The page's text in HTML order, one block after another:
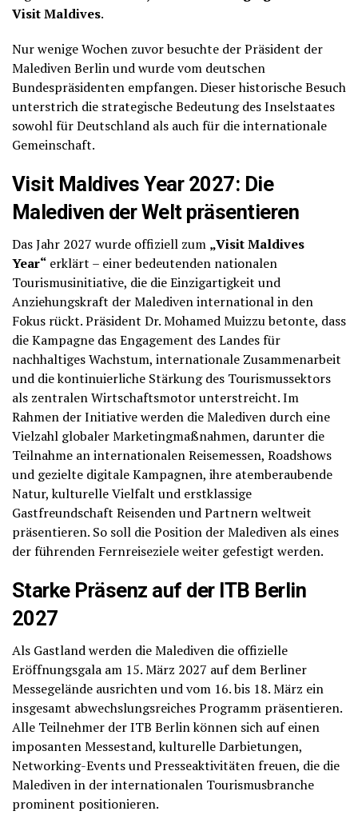
Visit Maldives.
Nur wenige Wochen zuvor besuchte der Präsident der
Malediven Berlin und wurde vom deutschen
Bundespräsidenten empfangen. Dieser historische Besuch
unterstrich die strategische Bedeutung des Inselstaates
sowohl für Deutschland als auch für die internationale
Gemeinschaft.
Visit Maldives Year 2027: Die
Malediven der Welt präsentieren
Das Jahr 2027 wurde offiziell zum „Visit Maldives
Year“ erklärt – einer bedeutenden nationalen
Tourismusinitiative, die die Einzigartigkeit und
Anziehungskraft der Malediven international in den
Fokus rückt. Präsident Dr. Mohamed Muizzu betonte, dass
die Kampagne das Engagement des Landes für
nachhaltiges Wachstum, internationale Zusammenarbeit
und die kontinuierliche Stärkung des Tourismussektors
als zentralen Wirtschaftsmotor unterstreicht. Im
Rahmen der Initiative werden die Malediven durch eine
Vielzahl globaler Marketingmaßnahmen, darunter die
Teilnahme an internationalen Reisemessen, Roadshows
und gezielte digitale Kampagnen, ihre atemberaubende
Natur, kulturelle Vielfalt und erstklassige
Gastfreundschaft Reisenden und Partnern weltweit
präsentieren. So soll die Position der Malediven als eines
der führenden Fernreiseziele weiter gefestigt werden.
Starke Präsenz auf der ITB Berlin
2027
Als Gastland werden die Malediven die offizielle
Eröffnungsgala am 15. März 2027 auf dem Berliner
Messegelände ausrichten und vom 16. bis 18. März ein
insgesamt abwechslungsreiches Programm präsentieren.
Alle Teilnehmer der ITB Berlin können sich auf einen
imposanten Messestand, kulturelle Darbietungen,
Networking-Events und Presseaktivitäten freuen, die die
Malediven in der internationalen Tourismusbranche
prominent positionieren.